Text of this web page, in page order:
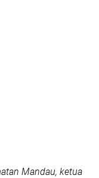
Mandau, ketua